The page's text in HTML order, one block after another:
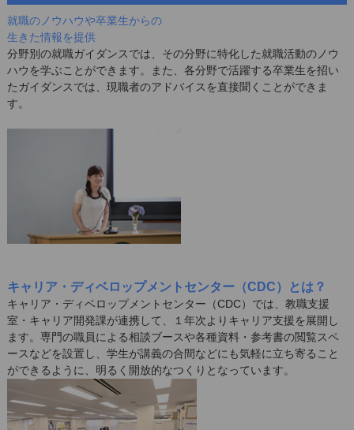
就職のノウハウや卒業生からの
生きた情報を提供
分野別の就職ガイダンスでは、その分野に特化した就職活動のノウ
ハウを学ぶことができます。また、各分野で活躍する卒業生を招い
たガイダンスでは、現職者のアドバイスを直接聞くことができま
す。
キャリア・ディベロップメントセンター（CDC）とは？
キャリア・ディベロップメントセンター（CDC）では、教職支援
室・キャリア開発課が連携して、１年次よりキャリア支援を展開し
ます。専門の職員による相談ブースや各種資料・参考書の閲覧スペ
ースなどを設置し、学生が講義の合間などにも気軽に立ち寄ること
ができるように、明るく開放的なつくりとなっています。